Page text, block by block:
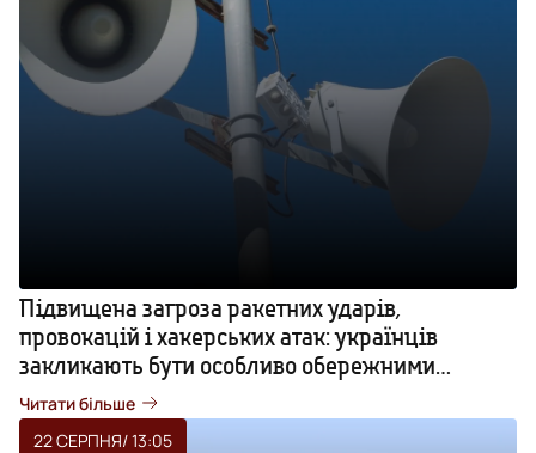
Підвищена загроза ракетних ударів,
провокацій і хакерських атак: українців
закликають бути особливо обережними
найближчими днями
Читати більше
22 СЕРПНЯ/ 13:05